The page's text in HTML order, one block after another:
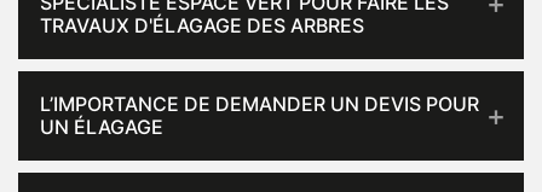
TRAVAUX D'ÉLAGAGE DES ARBRES
L’IMPORTANCE DE DEMANDER UN DEVIS POUR
UN ÉLAGAGE